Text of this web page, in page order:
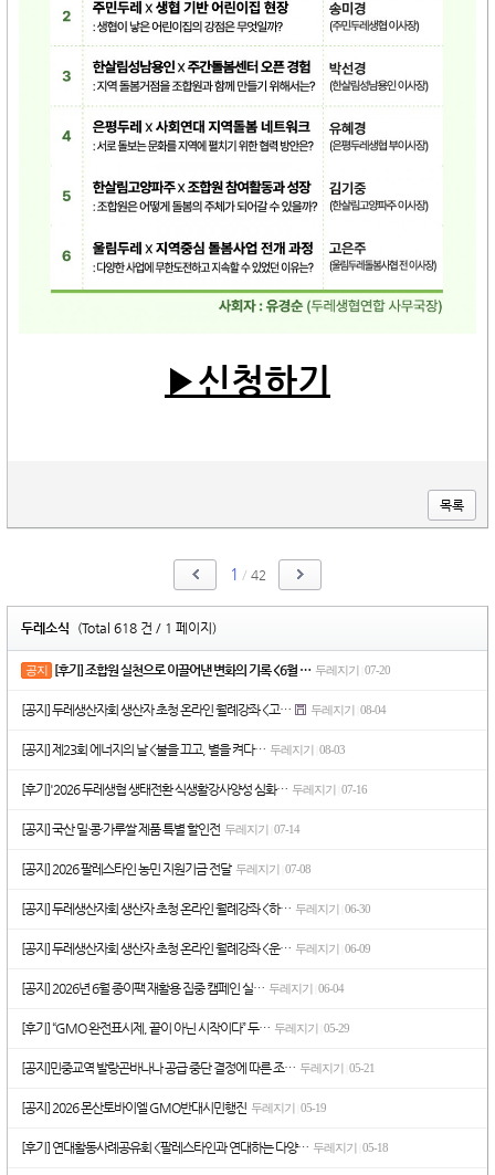
▶신청하기
목록
1 / 42
두레소식 (Total 618 건 / 1 페이지)
공지 [후기] 조합원 실천으로 이끌어낸 변화의 기록 <6월 … 두레지기 07-20
[공지] 두레생산자회 생산자 초청 온라인 월례강좌 <고… 두레지기 08-04
[공지] 제23회 에너지의 날 <불을 끄고, 별을 켜다… 두레지기 08-03
[후기]'2026 두레생협 생태전환 식생활강사양성 심화… 두레지기 07-16
[공지] 국산 밀·콩·가루쌀 제품 특별 할인전 두레지기 07-14
[공지] 2026 팔레스타인 농민 지원기금 전달 두레지기 07-08
[공지] 두레생산자회 생산자 초청 온라인 월례강좌 <하… 두레지기 06-30
[공지] 두레생산자회 생산자 초청 온라인 월례강좌 <운… 두레지기 06-09
[공지] 2026년 6월 종이팩 재활용 집중 캠페인 실… 두레지기 06-04
[후기] “GMO 완전표시제, 끝이 아닌 시작이다” 두… 두레지기 05-29
[공지]민중교역 발랑곤바나나 공급 중단 결정에 따른 조… 두레지기 05-21
[공지] 2026 몬산토바이엘 GMO반대시민행진 두레지기 05-19
[후기] 연대활동사례공유회 <팔레스타인과 연대하는 다양… 두레지기 05-18